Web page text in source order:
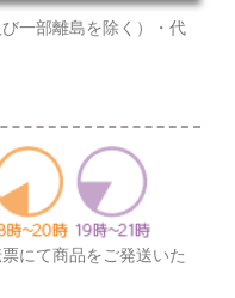
一部離島を除く）・代
にて商品をご発送いた